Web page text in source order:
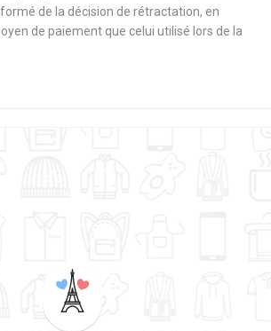
de la décision de rétractation, en
de paiement que celui utilisé lors de la